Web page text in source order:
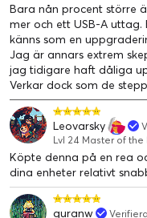
PPS-teknik
Laddaren stödjer
tillägg till USB-PD 3.0
smartphone extremt
till 45W med PPS.
Snabbladdning
Väggladdaren har stöd
Bara nån procent större
mer och ett USB-A
känns som en
Jag är annars extrem
jag tidigare haft dåliga
Verkar dock som de
Leovarsky
Lvl 24 Master of the
Köpte denna på en rea
dina enheter relativt
guranw